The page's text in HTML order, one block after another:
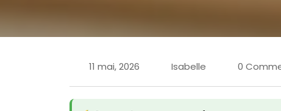
11 mai, 2026 Isabelle 0